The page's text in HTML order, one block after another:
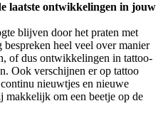
laatste ontwikkelingen in jouw
blijven door het praten met
bespreken heel veel over manier
of dus ontwikkelingen in tattoo-
Ook verschijnen er op tattoo
nieuwtjes en nieuwe
om een beetje op de